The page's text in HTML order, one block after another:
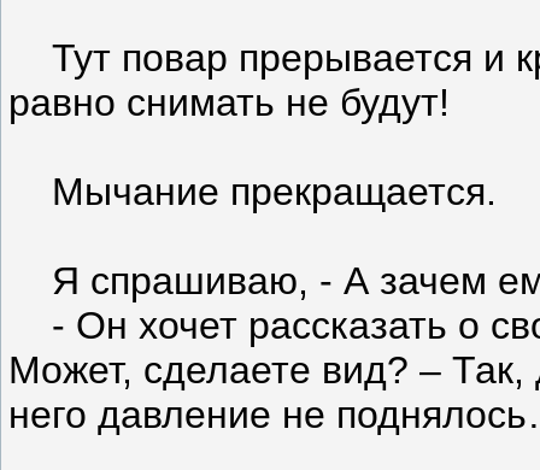
Тут повар прерывается и
равно снимать не будут!
Мычание прекращается.
Я спрашиваю, - А зачем
- Он хочет рассказать о
Может, сделаете вид? –
него давление не